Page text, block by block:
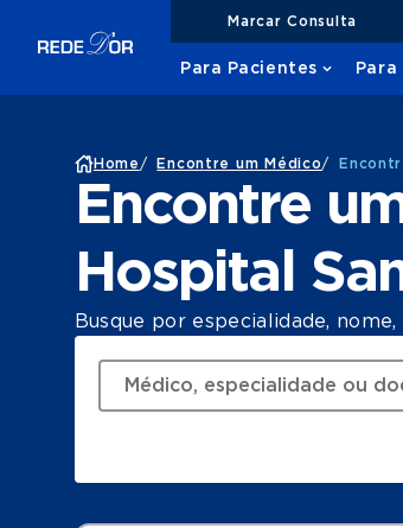
Marcar Consulta
Para Pacientes Para
Home / Encontre um Médico/
Encontre
Hospital
Busque por especialidade,